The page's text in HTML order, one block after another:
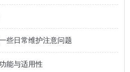
些日常维护注意问题
能与适用性